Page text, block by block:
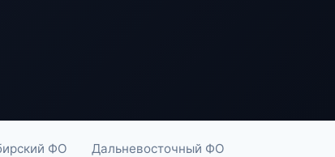
ФО Дальневосточный ФО